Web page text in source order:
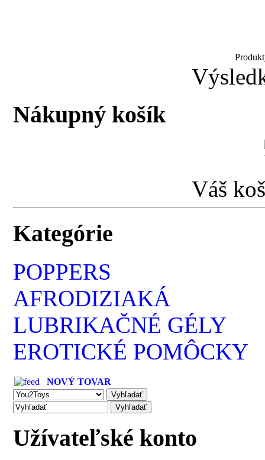
Nákupný košík
Váš
Kategórie
POPPERS
AFRODIZIAKÁ
LUBRIKAČNÉ GÉLY
EROTICKÉ POMÔCKY
NOVÝ TOVAR
Užívateľské konto